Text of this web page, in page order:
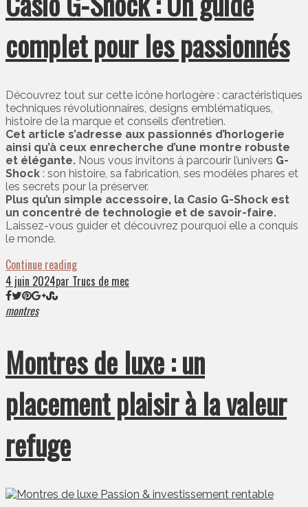
complet pour les passionnés
Découvrez tout sur cette icône horlogère : caractéristiques
techniques révolutionnaires, designs emblématiques,
histoire de la marque et conseils d’entretien.
Cet article s’adresse aux passionnés d’horlogerie
ainsi qu’à ceux enrecherche d’une montre robuste
et élégante. Nous vous invitons à parcourir l’univers G-
Shock : son histoire, sa fabrication, ses modèles phares et
les secrets pour la préserver.
Plus qu’un simple accessoire, la Casio G-Shock est
un concentré de technologie et de savoir-faire.
Laissez-vous guider et découvrez pourquoi elle a conquis
le monde.
Continue reading
4 juin 2024par Trucs de mec
montres
Montres de luxe : un
placement plaisir à la valeur
refuge